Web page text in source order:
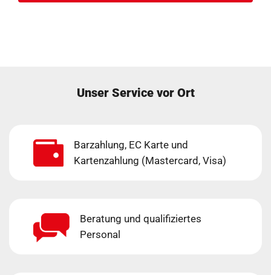
Unser Service vor Ort
Barzahlung, EC Karte und
Kartenzahlung (Mastercard, Visa)
Beratung und qualifiziertes
Personal